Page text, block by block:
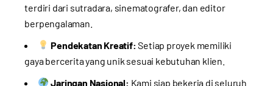
terdiri dari sutradara, sinematografer, dan editor
berpengalaman.
Pendekatan Kreatif: Setiap proyek memiliki
gaya bercerita yang unik sesuai kebutuhan klien.
Jaringan Nasional: Kami siap bekerja di seluruh